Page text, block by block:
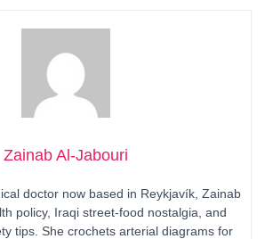
Zainab Al-Jabouri
doctor now based in Reykjavík, Zainab
policy, Iraqi street-food nostalgia, and
tips. She crochets arterial diagrams for